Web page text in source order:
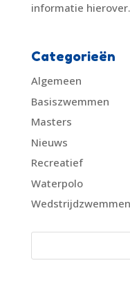
informatie hierover.
Categorieën
Algemeen
Basiszwemmen
Masters
Nieuws
Recreatief
Waterpolo
Wedstrijdzwemmen